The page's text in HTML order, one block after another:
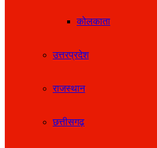
कोलकाता
उत्तरप्रदेश
राजस्थान
छत्तीसगढ़